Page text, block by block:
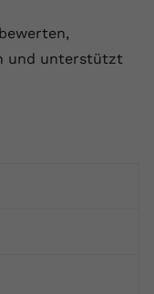
und unterstützt